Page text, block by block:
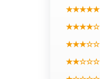
★★★★★
★★★★☆
★★★☆☆
★★☆☆☆